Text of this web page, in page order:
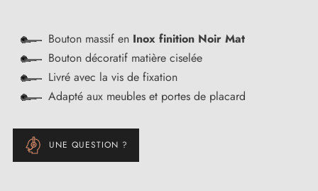
Bouton massif en Inox finition Noir Mat
Bouton décoratif matière ciselée
Livré avec la vis de fixation
Adapté aux meubles et portes de placard
UNE QUESTION ?